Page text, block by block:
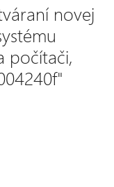
novej
počítači,